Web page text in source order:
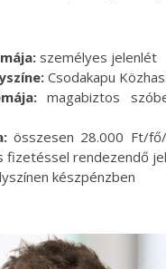
személyes jelenlét
Csodakapu
magabiztos
összesen 28.000 Ft/
fizetéssel rendezendő
készpénzben